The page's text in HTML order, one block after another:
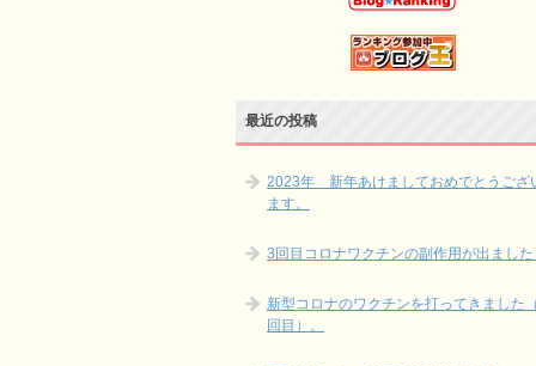
最近の投稿
2023年 新年あけましておめでとうござ
ます。
3回目コロナワクチンの副作用が出まし
新型コロナのワクチンを打ってきました
回目）。